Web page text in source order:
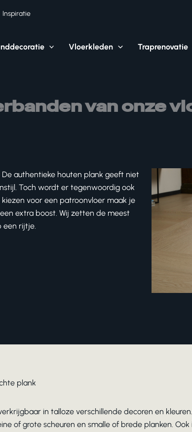
Inspiratie
Vloerkleden Traprenovatie
van onze
authentieke houten plank geeft niet
Toch wordt er tegenwoordig ook
voor een patroonvloer maak je
extra boost. Wij zetten de meest
een rijtje.
plank
in talloze verschillende decoren en
of grote scheuren en smalle of brede planken.